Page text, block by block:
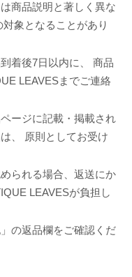
商品説明と著しく異な
象となることがあり
着後7日以内に、 商品
LEAVESまでご連絡
ージに記載・掲載され
、 原則としてお受け
られる場合、返送にか
LEAVESが負担し
の返品欄をご確認くだ